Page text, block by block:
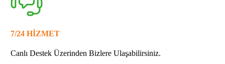
7/24 HİZMET
Canlı Destek Üzerinden Bizlere Ulaşabilirsiniz.